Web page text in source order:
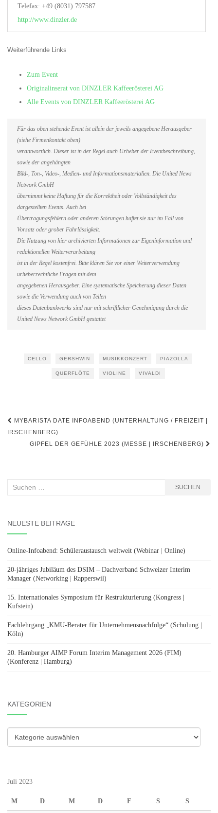
Telefax: +49 (8031) 797587
http://www.dinzler.de
Weiterführende Links
Zum Event
Originalinserat von DINZLER Kaffeerösterei AG
Alle Events von DINZLER Kaffeerösterei AG
Für das oben stehende Event ist allein der jeweils angegebene Herausgeber
(siehe Firmenkontakt oben)
verantwortlich. Dieser ist in der Regel auch Urheber der Eventbeschreibung,
sowie der angehängten
Bild-, Ton-, Video-, Medien- und Informationsmaterialien. Die United News
Network GmbH
übernimmt keine Haftung für die Korrektheit oder Vollständigkeit des
dargestellten Events. Auch bei
Übertragungsfehlern oder anderen Störungen haftet sie nur im Fall von
Vorsatz oder grober Fahrlässigkeit.
Die Nutzung von hier archivierten Informationen zur Eigeninformation und
redaktionellen Weiterverarbeitung
ist in der Regel kostenfrei. Bitte klären Sie vor einer Weiterverwendung
urheberrechtliche Fragen mit dem
angegebenen Herausgeber. Eine systematische Speicherung dieser Daten
sowie die Verwendung auch von Teilen
dieses Datenbankwerks sind nur mit schriftlicher Genehmigung durch die
United News Network GmbH gestattet
CELLO GERSHWIN MUSIKKONZERT PIAZOLLA
QUERFLÖTE VIOLINE VIVALDI
Beitragsnavigation
MYBARISTA DATE INFOABEND (UNTERHALTUNG / FREIZEIT |
IRSCHENBERG)
GIPFEL DER GEFÜHLE 2023 (MESSE | IRSCHENBERG)
Suchen
SUCHEN
NEUESTE BEITRÄGE
Online-Infoabend: Schüleraustausch weltweit (Webinar | Online)
20-jähriges Jubiläum des DSIM – Dachverband Schweizer Interim
Manager (Networking | Rapperswil)
15. Internationales Symposium für Restrukturierung (Kongress |
Kufstein)
Fachlehrgang „KMU-Berater für Unternehmensnachfolge“ (Schulung |
Köln)
20. Hamburger AIMP Forum Interim Management 2026 (FIM)
(Konferenz | Hamburg)
KATEGORIEN
Kategorien
Juli 2023
M D M D F S S